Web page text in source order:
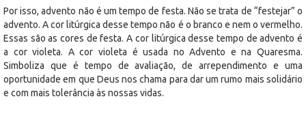
Por isso, advento não é um tempo de festa. Não se trata de “festejar” o
advento. A cor litúrgica desse tempo não é o branco e nem o vermelho.
Essas são as cores de festa. A cor litúrgica desse tempo de advento é
a cor violeta. A cor violeta é usada no Advento e na Quaresma.
Simboliza que é tempo de avaliação, de arrependimento e uma
oportunidade em que Deus nos chama para dar um rumo mais solidário
e com mais tolerância às nossas vidas.